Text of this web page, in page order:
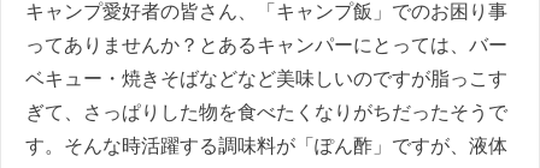
キャンプ愛好者の皆さん、「キャンプ飯」でのお困り事
ってありませんか？とあるキャンパーにとっては、バー
ベキュー・焼きそばなどなど美味しいのですが脂っこす
ぎて、さっぱりした物を食べたくなりがちだったそうで
す。そんな時活躍する調味料が「ぽん酢」ですが、液体